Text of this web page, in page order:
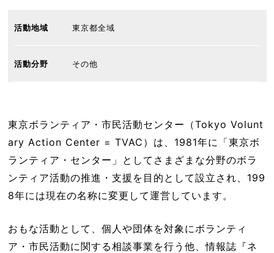
活動地域 東京都全域
活動分野 その他
東京ボランティア・市民活動センター（Tokyo Volunt
ary Action Center = TVAC）は、1981年に「東京ボ
ランティア・センター」としてさまざまな分野のボラ
ンティア活動の推進・支援を目的として設立され、199
8年には現在の名称に変更して運営しています。
おもな活動として、個人や団体を対象にボランティ
ア・市民活動に関する相談事業を行う他、情報誌『ネ